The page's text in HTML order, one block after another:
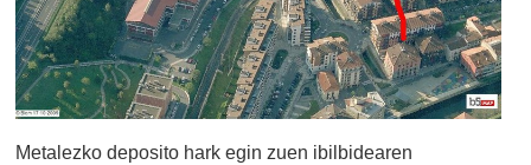
Metalezko deposito hark egin zuen ibilbidearen